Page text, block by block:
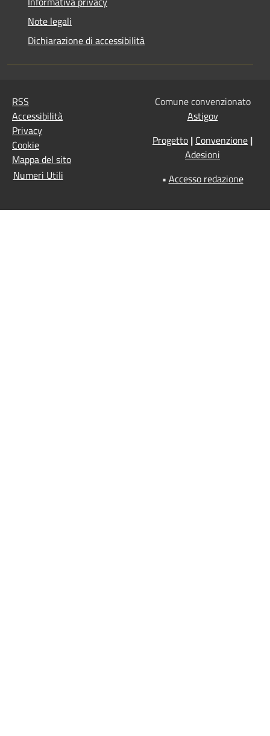
Note legali
Dichiarazione di accessibilità
RSS
Accessibilità
Privacy
Cookie
Mappa del sito
Numeri Utili
Comune convenzionato
Astigov
Progetto | Convenzione |
Adesioni
• Accesso redazione